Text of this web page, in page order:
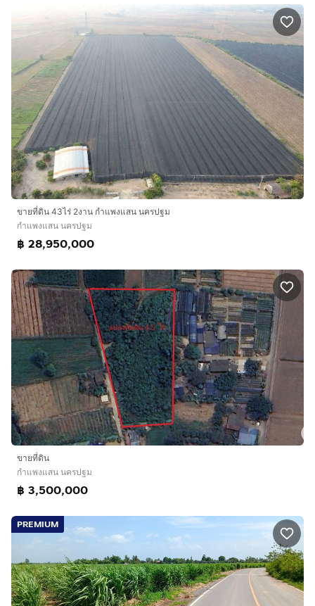
ขายที่ดิน 43ไร่ 2งาน กำแพงแสน นครปฐม
กำแพงแสน นครปฐม
฿ 28,950,000
ขายที่ดิน
กำแพงแสน นครปฐม
฿ 3,500,000
PREMIUM